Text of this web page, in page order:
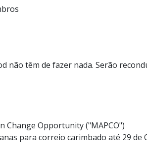
não têm de fazer nada. Serão
Change Opportunity ("MAPCO")
para correio carimbado até 29 de